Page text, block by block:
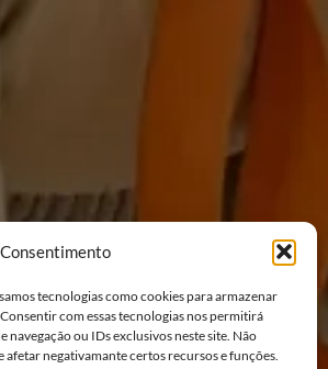
tecnologias como cookies para armazenar
com essas tecnologias nos permitirá
ou IDs exclusivos neste site. Não
negativamante certos recursos e funções.